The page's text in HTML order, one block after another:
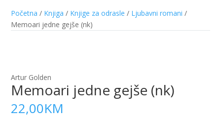
Početna / Knjiga / Knjige za odrasle / Ljubavni romani /
Memoari jedne gejše (nk)
Artur Golden
Memoari jedne gejše (nk)
22,00KM